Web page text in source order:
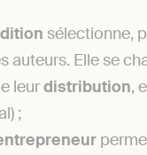
sélectionne,
auteurs. Elle se
leurdistribution,
;